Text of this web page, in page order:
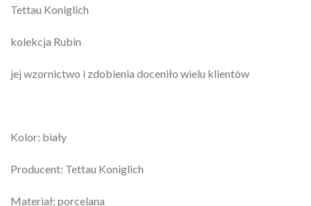
Tettau Koniglich
kolekcja Rubin
jej wzornictwo i zdobienia doceniło wielu klientów
Kolor: biały
Producent: Tettau Koniglich
Materiał: porcelana